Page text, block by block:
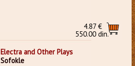
4.87 €
550.00 din.
Electra and Other Plays
Sofokle